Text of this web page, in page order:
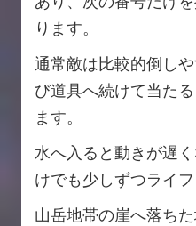
ります。
通常敵は比較的倒し
び道具へ続けて当た
ます。
水へ入ると動きが遅
けでも少しずつライフ
山岳地帯の崖へ落ち